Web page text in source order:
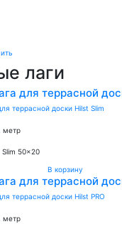
лаги
для террасной
метр
50x20
В корзину
для террасной
метр